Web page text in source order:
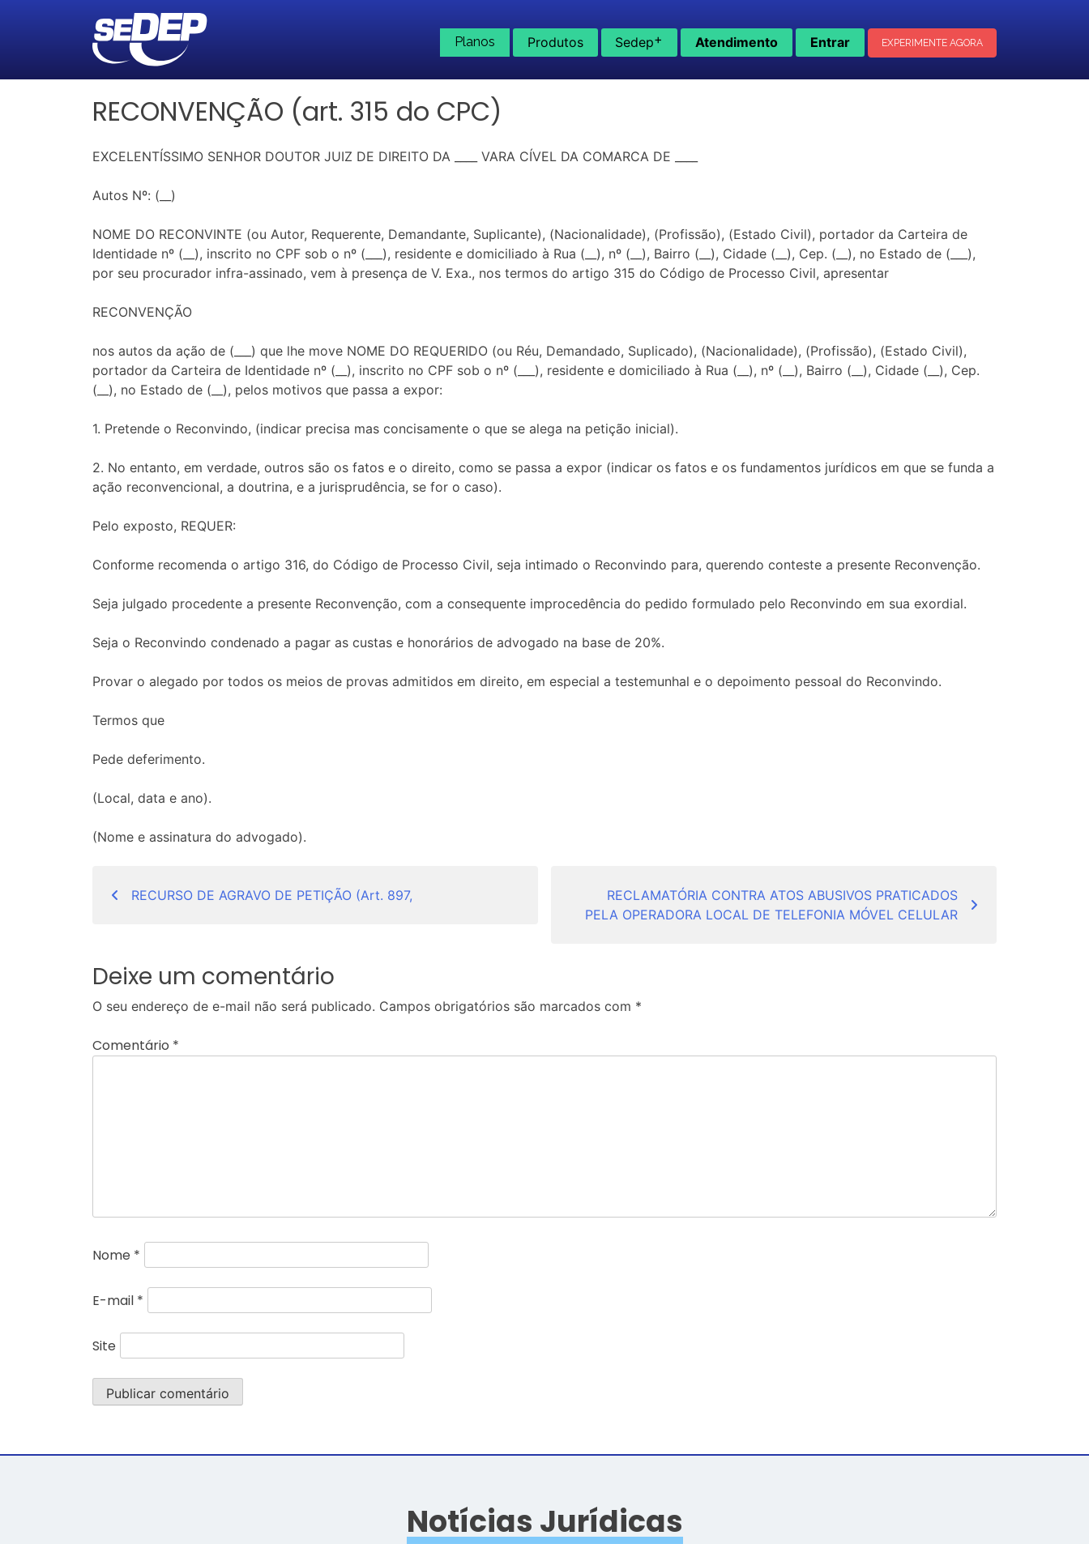
Planos Produtos Sedep+ Atendimento Entrar EXPERIMENTE AGORA
RECONVENÇÃO (art. 315 do CPC)
EXCELENTÍSSIMO SENHOR DOUTOR JUIZ DE DIREITO DA ____ VARA CÍVEL DA COMARCA DE ____
Autos Nº: (__)
NOME DO RECONVINTE (ou Autor, Requerente, Demandante, Suplicante), (Nacionalidade), (Profissão), (Estado Civil), portador da Carteira de
Identidade nº (__), inscrito no CPF sob o nº (___), residente e domiciliado à Rua (__), nº (__), Bairro (__), Cidade (__), Cep. (__), no Estado de (___),
por seu procurador infra-assinado, vem à presença de V. Exa., nos termos do artigo 315 do Código de Processo Civil, apresentar
RECONVENÇÃO
nos autos da ação de (___) que lhe move NOME DO REQUERIDO (ou Réu, Demandado, Suplicado), (Nacionalidade), (Profissão), (Estado Civil),
portador da Carteira de Identidade nº (__), inscrito no CPF sob o nº (___), residente e domiciliado à Rua (__), nº (__), Bairro (__), Cidade (__), Cep.
(__), no Estado de (__), pelos motivos que passa a expor:
1. Pretende o Reconvindo, (indicar precisa mas concisamente o que se alega na petição inicial).
2. No entanto, em verdade, outros são os fatos e o direito, como se passa a expor (indicar os fatos e os fundamentos jurídicos em que se funda a
ação reconvencional, a doutrina, e a jurisprudência, se for o caso).
Pelo exposto, REQUER:
Conforme recomenda o artigo 316, do Código de Processo Civil, seja intimado o Reconvindo para, querendo conteste a presente Reconvenção.
Seja julgado procedente a presente Reconvenção, com a consequente improcedência do pedido formulado pelo Reconvindo em sua exordial.
Seja o Reconvindo condenado a pagar as custas e honorários de advogado na base de 20%.
Provar o alegado por todos os meios de provas admitidos em direito, em especial a testemunhal e o depoimento pessoal do Reconvindo.
Termos que
Pede deferimento.
(Local, data e ano).
(Nome e assinatura do advogado).
Navegação
de
RECURSO DE AGRAVO DE PETIÇÃO (Art. 897,
RECLAMATÓRIA CONTRA ATOS ABUSIVOS PRATICADOS
PELA OPERADORA LOCAL DE TELEFONIA MÓVEL CELULAR
Deixe um comentário
O seu endereço de e-mail não será publicado. Campos obrigatórios são marcados com *
Comentário *
Nome *
E-mail *
Site
Notícias Jurídicas